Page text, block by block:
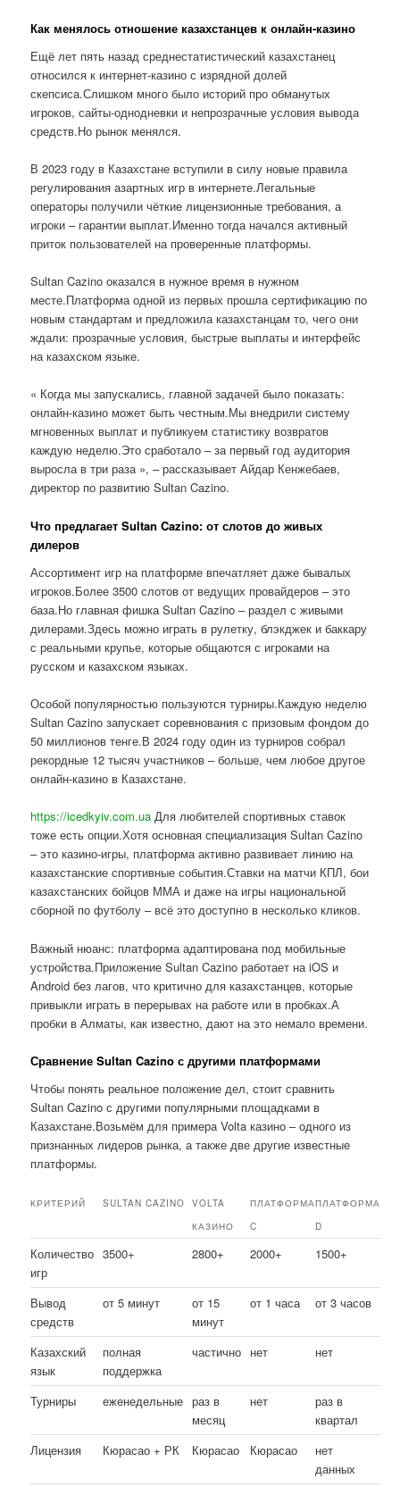
Как менялось отношение казахстанцев к онлайн-казино
Ещё лет пять назад среднестатистический казахстанец
относился к интернет-казино с изрядной долей
скепсиса.Слишком много было историй про обманутых
игроков, сайты-однодневки и непрозрачные условия вывода
средств.Но рынок менялся.
В 2023 году в Казахстане вступили в силу новые правила
регулирования азартных игр в интернете.Легальные
операторы получили чёткие лицензионные требования, а
игроки – гарантии выплат.Именно тогда начался активный
приток пользователей на проверенные платформы.
Sultan Cazino оказался в нужное время в нужном
месте.Платформа одной из первых прошла сертификацию по
новым стандартам и предложила казахстанцам то, чего они
ждали: прозрачные условия, быстрые выплаты и интерфейс
на казахском языке.
« Когда мы запускались, главной задачей было показать:
онлайн-казино может быть честным.Мы внедрили систему
мгновенных выплат и публикуем статистику возвратов
каждую неделю.Это сработало – за первый год аудитория
выросла в три раза », – рассказывает Айдар Кенжебаев,
директор по развитию Sultan Cazino.
Что предлагает Sultan Cazino: от слотов до живых
дилеров
Ассортимент игр на платформе впечатляет даже бывалых
игроков.Более 3500 слотов от ведущих провайдеров – это
база.Но главная фишка Sultan Cazino – раздел с живыми
дилерами.Здесь можно играть в рулетку, блэкджек и баккару
с реальными крупье, которые общаются с игроками на
русском и казахском языках.
Особой популярностью пользуются турниры.Каждую неделю
Sultan Cazino запускает соревнования с призовым фондом до
50 миллионов тенге.В 2024 году один из турниров собрал
рекордные 12 тысяч участников – больше, чем любое другое
онлайн-казино в Казахстане.
https://icedkyiv.com.ua Для любителей спортивных ставок
тоже есть опции.Хотя основная специализация Sultan Cazino
– это казино-игры, платформа активно развивает линию на
казахстанские спортивные события.Ставки на матчи КПЛ, бои
казахстанских бойцов ММА и даже на игры национальной
сборной по футболу – всё это доступно в несколько кликов.
Важный нюанс: платформа адаптирована под мобильные
устройства.Приложение Sultan Cazino работает на iOS и
Android без лагов, что критично для казахстанцев, которые
привыкли играть в перерывах на работе или в пробках.А
пробки в Алматы, как известно, дают на это немало времени.
Сравнение Sultan Cazino с другими платформами
Чтобы понять реальное положение дел, стоит сравнить
Sultan Cazino с другими популярными площадками в
Казахстане.Возьмём для примера Volta казино – одного из
признанных лидеров рынка, а также две другие известные
платформы.
КРИТЕРИЙ SULTAN CAZINO
VOLTA
КАЗИНО
ПЛАТФОРМА
C
ПЛАТФОРМА
D
Количество
игр
3500+ 2800+ 2000+ 1500+
Вывод
средств
от 5 минут
от 15
минут
от 1 часа от 3 часов
Казахский
язык
полная
поддержка
частично нет нет
Турниры еженедельные раз в
месяц
нет
раз в
квартал
Лицензия
Кюрасао + РК Кюрасао Кюрасао
нет
данных